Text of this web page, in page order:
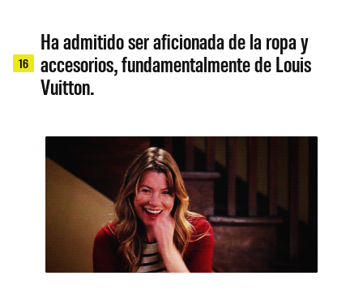
16
Ha admitido ser aficionada de la ropa y
accesorios, fundamentalmente de Louis
Vuitton.